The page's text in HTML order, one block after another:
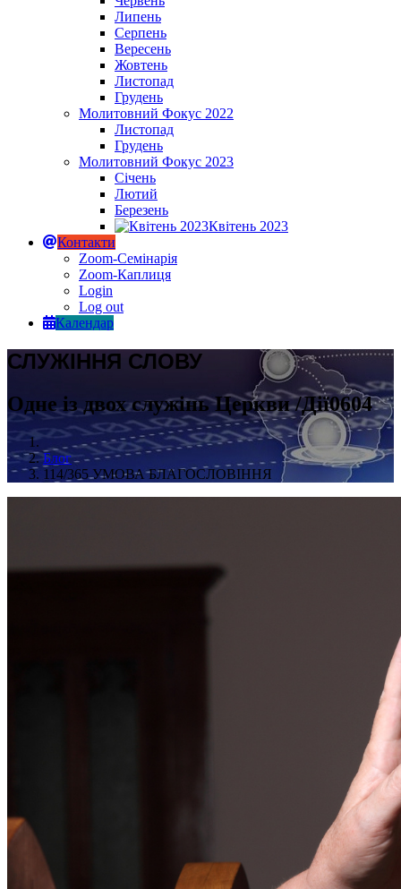
Липень
Серпень
Вересень
Жовтень
Листопад
Грудень
Молитовний Фокус 2022
Листопад
Грудень
Молитовний Фокус 2023
Січень
Лютий
Березень
Квітень 2023
Контакти
Zoom-Семінарія
Zoom-Каплиця
Login
Log out
Календар
СЛУЖІННЯ СЛОВУ
Одне із двох служінь Церкви /Дії0604
Блог
114/365 УМОВА БЛАГОСЛОВІННЯ